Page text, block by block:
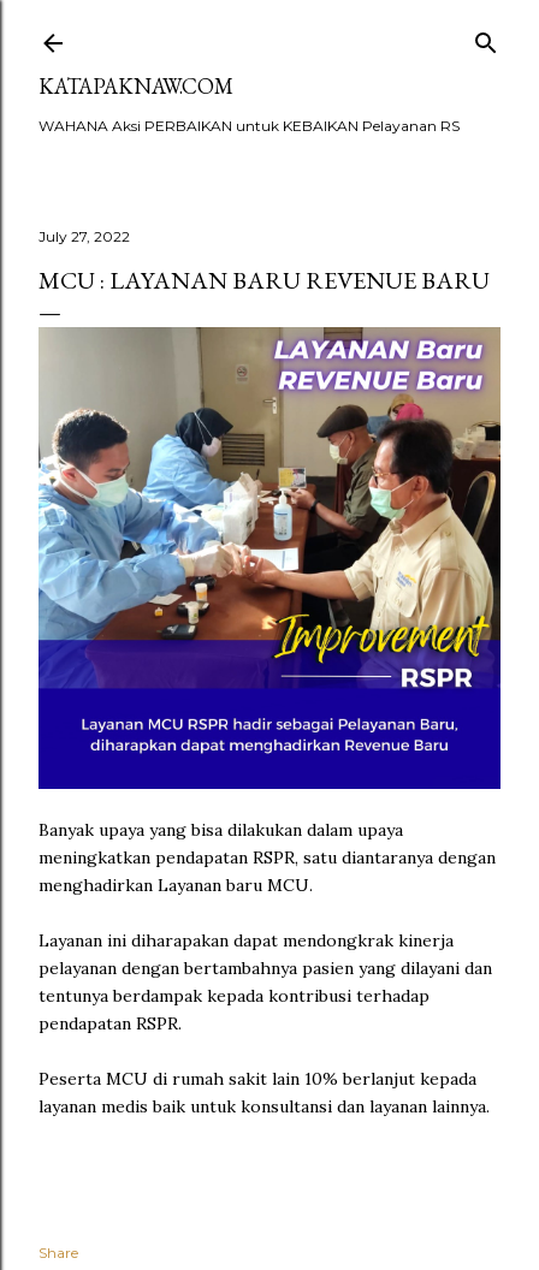
KATAPAKNAW.COM
WAHANA Aksi PERBAIKAN untuk KEBAIKAN Pelayanan RS
July 27, 2022
MCU : LAYANAN BARU REVENUE BARU
Banyak upaya yang bisa dilakukan dalam upaya
meningkatkan pendapatan RSPR, satu diantaranya dengan
menghadirkan Layanan baru MCU.
Layanan ini diharapakan dapat mendongkrak kinerja
pelayanan dengan bertambahnya pasien yang dilayani dan
tentunya berdampak kepada kontribusi terhadap
pendapatan RSPR.
Peserta MCU di rumah sakit lain 10% berlanjut kepada
layanan medis baik untuk konsultansi dan layanan lainnya.
Share